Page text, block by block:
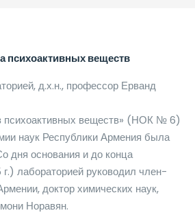
психоактивных веществ
д.х.н., профессор Ерванд
психоактивных веществ» (НОК № 6)
наук Республики Армения была
дня основания и до конца
лабораторией руководил член-
доктор химических наук,
Норавян.